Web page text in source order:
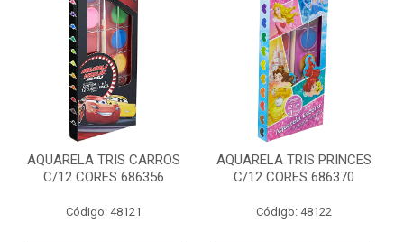
AQUARELA TRIS CARROS
C/12 CORES 686356
Código: 48121
AQUARELA TRIS PRINCES
C/12 CORES 686370
Código: 48122